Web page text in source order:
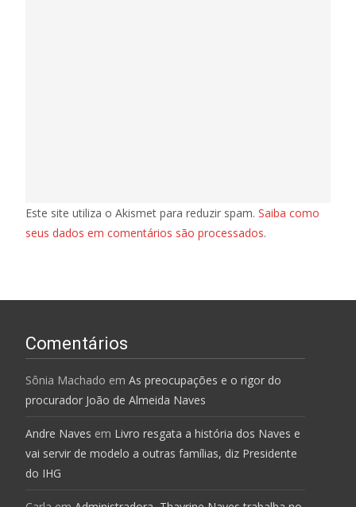
Este site utiliza o Akismet para reduzir spam. Saiba como
seus dados em comentários são processados.
Comentários
Sônia Machado em As preocupações e o rigor do
procurador João de Almeida Naves
Andre Naves em Livro resgata a história dos Naves e
vai servir de modelo a outras famílias, diz Presidente
do IHG